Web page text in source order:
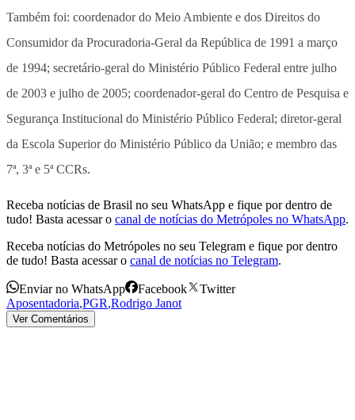
Também foi: coordenador do Meio Ambiente e dos Direitos do
Consumidor da Procuradoria-Geral da República de 1991 a março
de 1994; secretário-geral do Ministério Público Federal entre julho
de 2003 e julho de 2005; coordenador-geral do Centro de Pesquisa e
Segurança Institucional do Ministério Público Federal; diretor-geral
da Escola Superior do Ministério Público da União; e membro das
7ª, 3ª e 5ª CCRs.
Receba notícias de Brasil no seu WhatsApp e fique por dentro de
tudo! Basta acessar o canal de notícias do Metrópoles no WhatsApp.
Receba notícias do Metrópoles no seu Telegram e fique por dentro
de tudo! Basta acessar o canal de notícias no Telegram.
Enviar no WhatsApp Facebook
Twitter
Aposentadoria,PGR,Rodrigo Janot
Ver Comentários